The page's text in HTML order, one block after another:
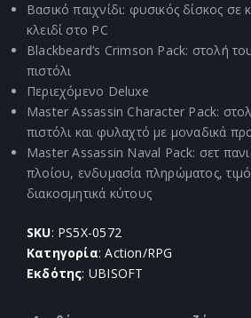
Βασικό παιχνίδι: φυσικός δίσκος
κλειδί στο PC
Blackbeard’s Crimson Pack: στολή
πιστόλι
Περιεχόμενο Deluxe
Master Assassin Character Pack:
πιστόλι και φυλαχτό με μοναδικά
Master Assassin Naval Pack: σετ
πλοίου, ενδυμασία πληρώματος,
διακοσμητικά κύτους
SKU: PS5X-0572
Κατηγορία: Action/RPG
Εκδότης: UBISOFT